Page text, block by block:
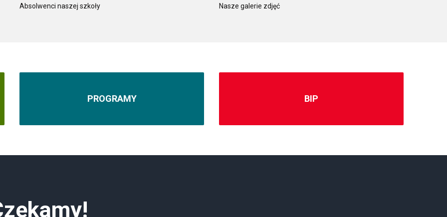
Absolwenci naszej szkoły Nasze galerie zdjęć
PROGRAMY BIP